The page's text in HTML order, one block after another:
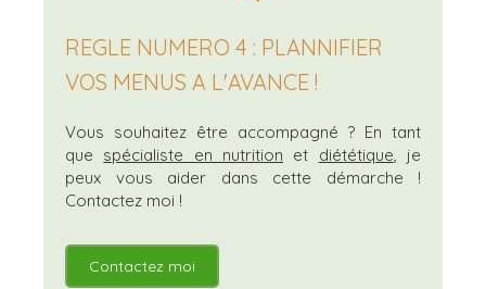
REGLE NUMERO 4 : PLANNIFIER
VOS MENUS A L'AVANCE !
Vous souhaitez être accompagné ? En tant
que spécialiste en nutrition et diététique , je
peux vous aider dans cette démarche !
Contactez moi !
Contactez moi